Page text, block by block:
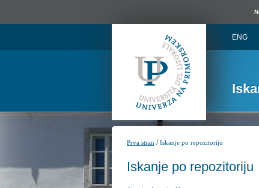
ENG
Prva stran /Iskanje po repozitoriju
Iskanje po repozitoriju